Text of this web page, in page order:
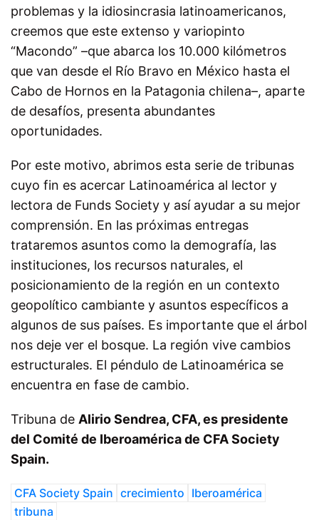
problemas y la idiosincrasia latinoamericanos,
creemos que este extenso y variopinto
“Macondo” –que abarca los 10.000 kilómetros
que van desde el Río Bravo en México hasta el
Cabo de Hornos en la Patagonia chilena–, aparte
de desafíos, presenta abundantes
oportunidades.
Por este motivo, abrimos esta serie de tribunas
cuyo fin es acercar Latinoamérica al lector y
lectora de Funds Society y así ayudar a su mejor
comprensión. En las próximas entregas
trataremos asuntos como la demografía, las
instituciones, los recursos naturales, el
posicionamiento de la región en un contexto
geopolítico cambiante y asuntos específicos a
algunos de sus países. Es importante que el árbol
nos deje ver el bosque. La región vive cambios
estructurales. El péndulo de Latinoamérica se
encuentra en fase de cambio.
Tribuna de Alirio Sendrea, CFA, es presidente
del Comité de Iberoamérica de CFA Society
Spain.
CFA Society Spain crecimiento Iberoamérica
tribuna